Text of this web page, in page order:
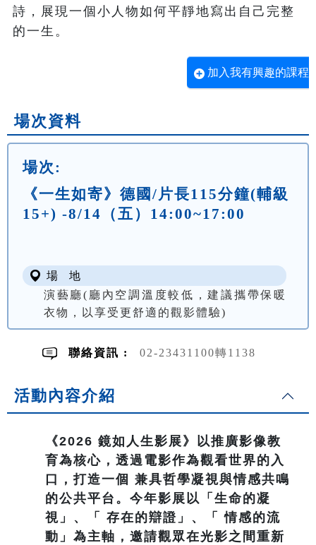
詩，展現一個小人物如何平靜地寫出自己完整
的一生。
加入我有興趣的課程
場次資料
場次:
《一生如寄》德國/片長115分鐘(輔級
15+) -8/14（五）14:00~17:00
場 地
演藝廳(廳內空調溫度較低，建議攜帶保暖
衣物，以享受更舒適的觀影體驗)
聯絡資訊 : 02-23431100轉1138
活動內容介紹
《2026 鏡如人生影展》以推廣影像教
育為核心，透過電影作為觀看世界的入
口，打造一個 兼具哲學凝視與情感共鳴
的公共平台。今年影展以「生命的凝
視」、「 存在的辯證」、「 情感的流
動」為主軸，邀請觀眾在光影之間重新